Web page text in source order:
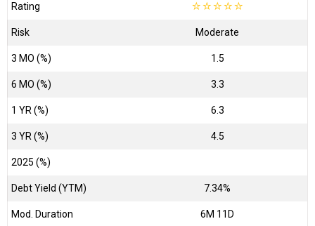
Rating ☆☆☆☆☆
Risk Moderate
3 MO (%) 1.5
6 MO (%) 3.3
1 YR (%) 6.3
3 YR (%) 4.5
2025 (%)
Debt Yield (YTM) 7.34%
Mod. Duration 6M 11D